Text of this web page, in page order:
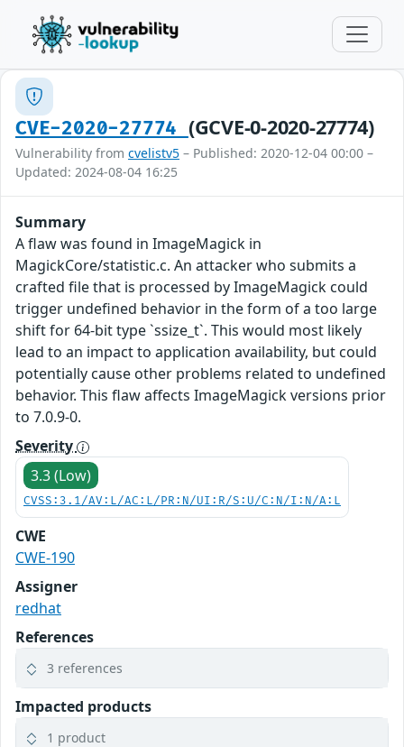
CVE-2020-27774 (GCVE-0-2020-27774)
Vulnerability from cvelistv5 – Published: 2020-12-04 00:00 –
Updated: 2024-08-04 16:25
Summary
A flaw was found in ImageMagick in
MagickCore/statistic.c. An attacker who submits a
crafted file that is processed by ImageMagick could
trigger undefined behavior in the form of a too large
shift for 64-bit type `ssize_t`. This would most likely
lead to an impact to application availability, but could
potentially cause other problems related to undefined
behavior. This flaw affects ImageMagick versions prior
to 7.0.9-0.
Severity
3.3 (Low)
CVSS:3.1/AV:L/AC:L/PR:N/UI:R/S:U/C:N/I:N/A:L
CWE
CWE-190
Assigner
redhat
References
3 references
Impacted products
1 product